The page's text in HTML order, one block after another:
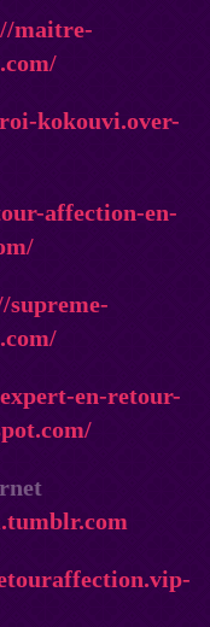
maitre-
kokouvi.over-
affection-en-
supreme-
en-retour-